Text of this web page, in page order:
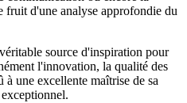
fruit d'une analyse approfondie du
source d'inspiration pour
l'innovation, la qualité des
une excellente maîtrise de sa